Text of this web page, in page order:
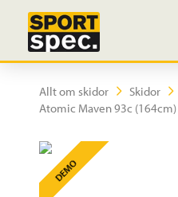
Allt om skidor Skidor
Atomic Maven 93c (164cm)
DEMO